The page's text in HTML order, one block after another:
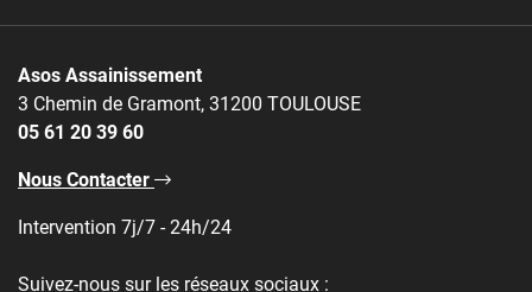
Asos Assainissement
3 Chemin de Gramont, 31200 TOULOUSE
05 61 20 39 60
Nous Contacter
Intervention 7j/7 - 24h/24
Suivez-nous sur les réseaux sociaux :